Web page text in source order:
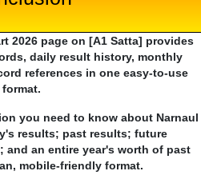
2026 page on [A1 Satta] provides
daily result history, monthly
references in one easy-to-use
format.
you need to know about Narnaul
results; past results; future
and an entire year's worth of past
mobile-friendly format.